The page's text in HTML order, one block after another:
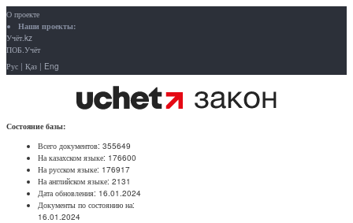
О проекте
Наши проекты:
Учёт.kz
ПОБ.Учёт
Рус | Қаз | Eng
Состояние базы:
Всего документов: 355649
На казахском языке: 176600
На русском языке: 176917
На английском языке: 2131
Дата обновления: 16.01.2024
Документы по состоянию на:
16.01.2024